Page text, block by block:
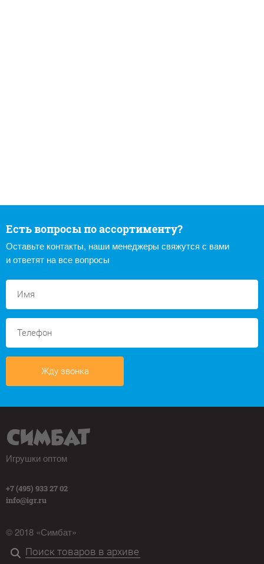
Есть вопросы по ассортименту?
Оставьте контакты, наши менеджеры свяжутся с вами
и ответят на все вопросы
Жду звонка
Игрушки оптом
+7 (495) 933 27 02
info@igr.ru
© 2018 «Симбат»